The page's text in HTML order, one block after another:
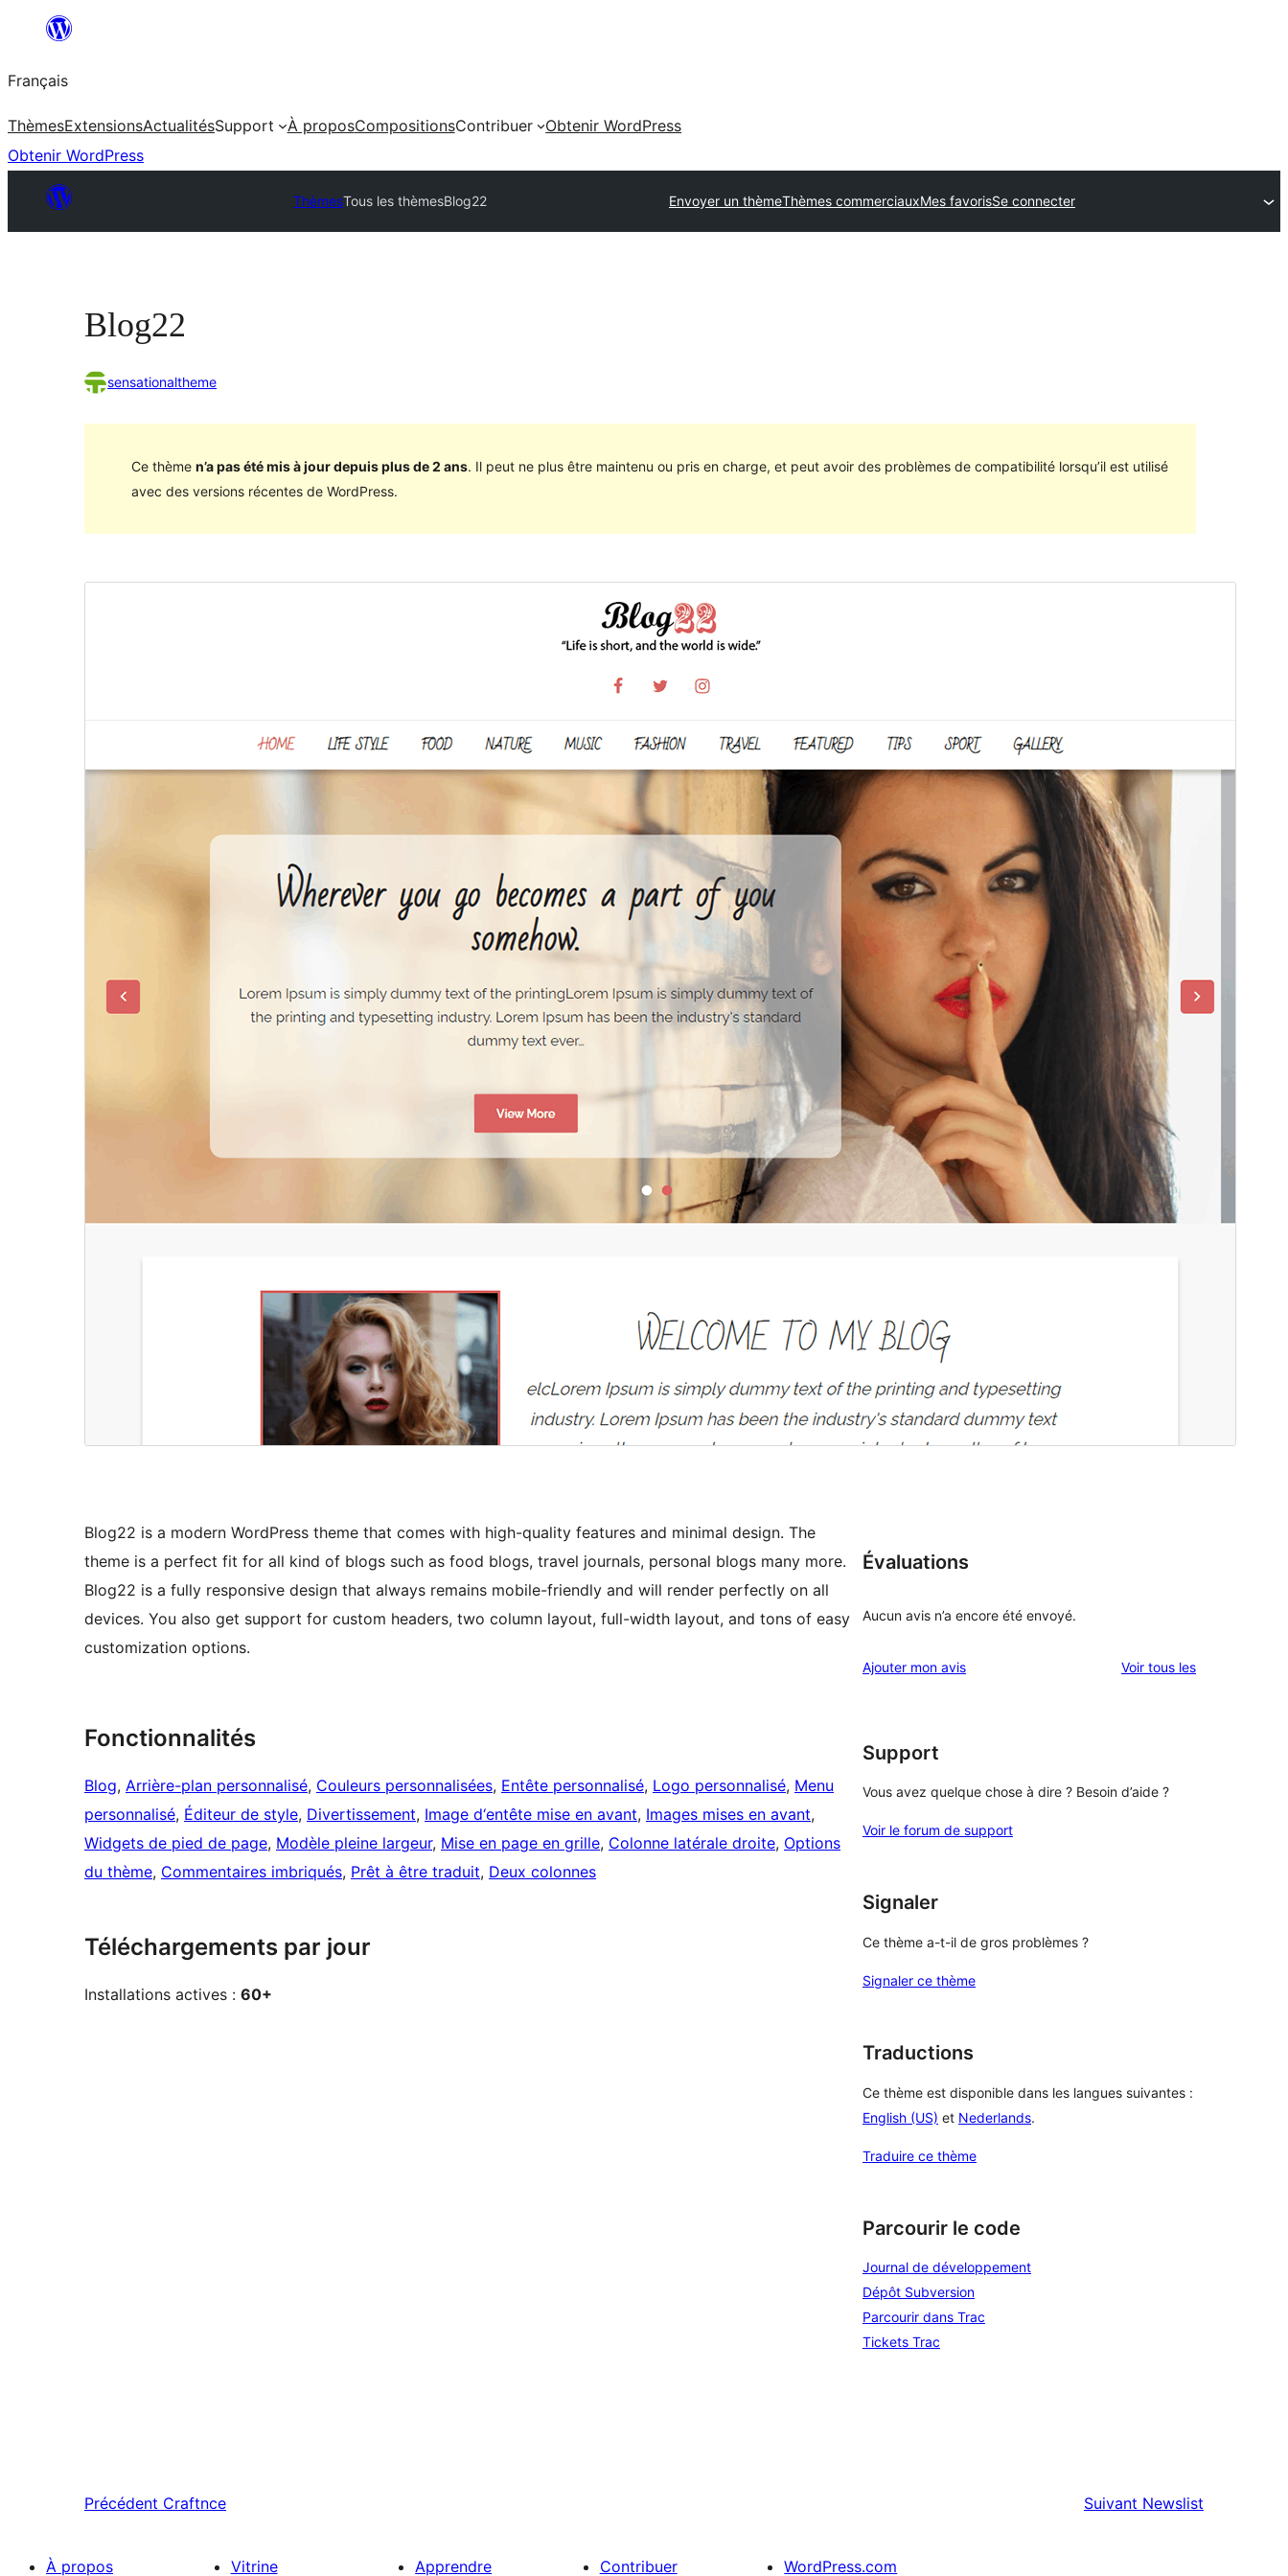
contenu
Français
ThèmesExtensionsActualitésSupport À proposCompositionsContribuer
Obtenir WordPress
Obtenir WordPress
ThèmesTous les thèmesBlog22 Envoyer un thèmeThèmes commerciauxMes favorisSe connecter
Blog22
sensationaltheme
Ce thème n’a pas été mis à jour depuis plus de 2 ans. Il peut ne plus être maintenu ou pris en charge, et peut avoir des problèmes de compatibilité lorsqu’il est utilisé
avec des versions récentes de WordPress.
Dernière mise à jour
Installations actives
60+
Version PHP
Page d’accueil du thème
Blog22 is a modern WordPress theme that comes with high-quality features and minimal design. The
theme is a perfect fit for all kind of blogs such as food blogs, travel journals, personal blogs many more.
Blog22 is a fully responsive design that always remains mobile-friendly and will render perfectly on all
devices. You also get support for custom headers, two column layout, full-width layout, and tons of easy
customization options.
Fonctionnalités
Blog, Arrière-plan personnalisé, Couleurs personnalisées, Entête personnalisé, Logo personnalisé, Menu
personnalisé, Éditeur de style, Divertissement, Image d‘entête mise en avant, Images mises en avant
Widgets de pied de page, Modèle pleine largeur, Mise en page en grille, Colonne latérale droite, Options
du thème, Commentaires imbriqués, Prêt à être traduit, Deux colonnes
Téléchargements par jour
Installations actives : 60+
Évaluations
Aucun avis n’a encore été envoyé.
Ajouter mon avis Voir tous lesavis
Support
Vous avez quelque chose à dire ? Besoin d’aide ?
Voir le forum de support
Signaler
Ce thème a-t-il de gros problèmes ?
Signaler ce thème
Traductions
Ce thème est disponible dans les langues suivantes :
English (US) et Nederlands.
Traduire ce thème
Parcourir le code
Journal de développement
Dépôt Subversion
Parcourir dans Trac
Tickets Trac
Précédent Craftnce Suivant Newslist
À propos Vitrine Apprendre Contribuer WordPress.com